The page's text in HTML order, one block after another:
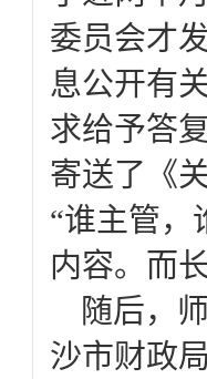
委员会才
息公开有
求给予答
寄送了《
“谁主管，
内容。而
随后，
沙市财政